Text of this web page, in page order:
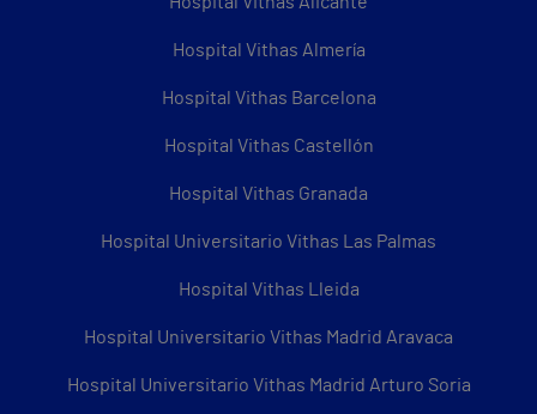
Hospital Vithas Almería
Hospital Vithas Barcelona
Hospital Vithas Castellón
Hospital Vithas Granada
Hospital Universitario Vithas Las Palmas
Hospital Vithas Lleida
Hospital Universitario Vithas Madrid Aravaca
Hospital Universitario Vithas Madrid Arturo Soria